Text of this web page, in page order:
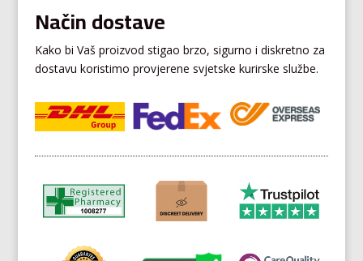
Način dostave
Kako bi Vaš proizvod stigao brzo, sigurno i diskretno za
dostavu koristimo provjerene svjetske kurirske službe.